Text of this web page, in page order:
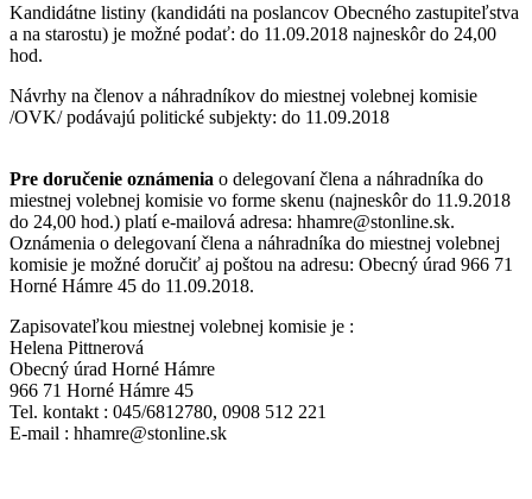
Kandidátne listiny (kandidáti na poslancov Obecného zastupiteľstva
a na starostu) je možné podať: do 11.09.2018 najneskôr do 24,00
hod.
Návrhy na členov a náhradníkov do miestnej volebnej komisie
/OVK/ podávajú politické subjekty: do 11.09.2018
Pre doručenie oznámenia o delegovaní člena a náhradníka do
miestnej volebnej komisie vo forme skenu (najneskôr do 11.9.2018
do 24,00 hod.) platí e-mailová adresa: hhamre@stonline.sk.
Oznámenia o delegovaní člena a náhradníka do miestnej volebnej
komisie je možné doručiť aj poštou na adresu: Obecný úrad 966 71
Horné Hámre 45 do 11.09.2018.
Zapisovateľkou miestnej volebnej komisie je :
Helena Pittnerová
Obecný úrad Horné Hámre
966 71 Horné Hámre 45
Tel. kontakt : 045/6812780, 0908 512 221
E-mail : hhamre@stonline.sk